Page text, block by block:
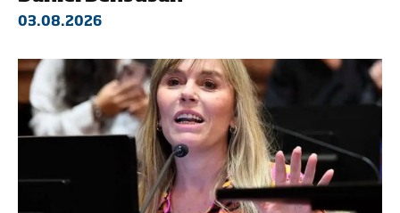
03.08.2026